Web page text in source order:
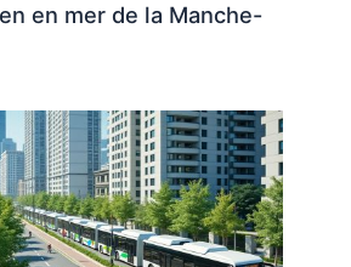
en mer de la Manche-